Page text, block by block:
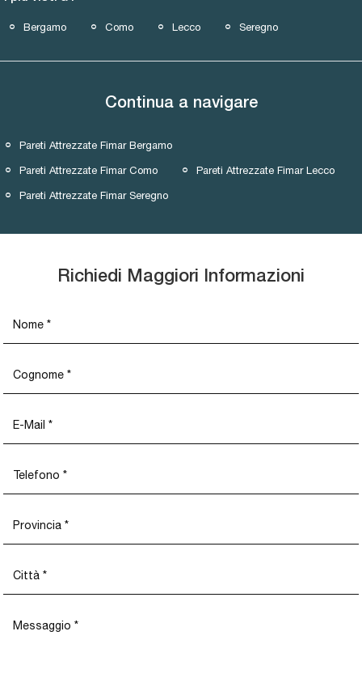
Bergamo Como Lecco Seregno
Continua a navigare
Pareti Attrezzate Fimar Bergamo
Pareti Attrezzate Fimar Como Pareti Attrezzate Fimar Lecco
Pareti Attrezzate Fimar Seregno
Richiedi Maggiori Informazioni